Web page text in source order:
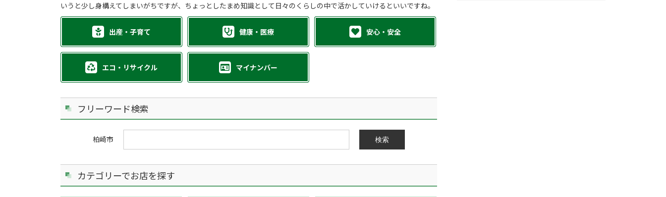
いうと少し身構えてしまいがちですが、ちょっとしたまめ知識として日々のくらしの中で活かしていけるといいですね。
出産・子育て 健康・医療 安心・安全
エコ・リサイクル マイナンバー
フリーワード検索
柏崎市 検索
カテゴリーでお店を探す